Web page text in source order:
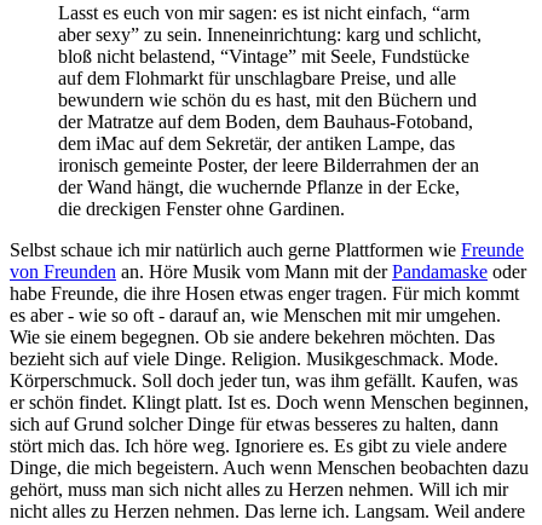
Lasst es euch von mir sagen: es ist nicht einfach, “arm
aber sexy” zu sein. Inneneinrichtung: karg und schlicht,
bloß nicht belastend, “Vintage” mit Seele, Fundstücke
auf dem Flohmarkt für unschlagbare Preise, und alle
bewundern wie schön du es hast, mit den Büchern und
der Matratze auf dem Boden, dem Bauhaus-Fotoband,
dem iMac auf dem Sekretär, der antiken Lampe, das
ironisch gemeinte Poster, der leere Bilderrahmen der an
der Wand hängt, die wuchernde Pflanze in der Ecke,
die dreckigen Fenster ohne Gardinen.
Selbst schaue ich mir natürlich auch gerne Plattformen wie Freunde
von Freunden an. Höre Musik vom Mann mit derPandamaske oder
habe Freunde, die ihre Hosen etwas enger tragen. Für mich kommt
es aber - wie so oft - darauf an, wie Menschen mit mir umgehen.
Wie sie einem begegnen. Ob sie andere bekehren möchten. Das
bezieht sich auf viele Dinge. Religion. Musikgeschmack. Mode.
Körperschmuck. Soll doch jeder tun, was ihm gefällt. Kaufen, was
er schön findet. Klingt platt. Ist es. Doch wenn Menschen beginnen,
sich auf Grund solcher Dinge für etwas besseres zu halten, dann
stört mich das. Ich höre weg. Ignoriere es. Es gibt zu viele andere
Dinge, die mich begeistern. Auch wenn Menschen beobachten dazu
gehört, muss man sich nicht alles zu Herzen nehmen. Will ich mir
nicht alles zu Herzen nehmen. Das lerne ich. Langsam. Weil andere